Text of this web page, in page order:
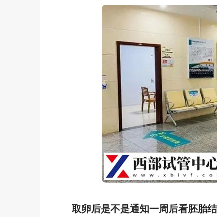
取卵后是不是通知一周后看胚胎